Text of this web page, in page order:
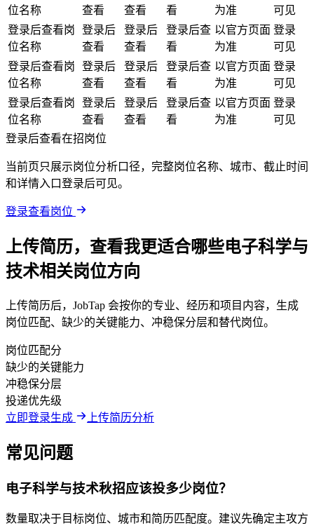
位名称
查看
查看
看
为准
可见
登录后查看岗
位名称
登录后
查看
登录后
查看
登录后查
看
以官方页面
为准
登录
可见
登录后查看岗
位名称
登录后
查看
登录后
查看
登录后查
看
以官方页面
为准
登录
可见
登录后查看岗
位名称
登录后
查看
登录后
查看
登录后查
看
以官方页面
为准
登录
可见
登录后查看在招岗位
当前页只展示岗位分析口径，完整岗位名称、城市、截止时间
和详情入口登录后可见。
登录查看岗位
上传简历，查看我更适合哪些电子科学与
技术相关岗位方向
上传简历后，JobTap 会按你的专业、经历和项目内容，生成
岗位匹配、缺少的关键能力、冲稳保分层和替代岗位。
岗位匹配分
缺少的关键能力
冲稳保分层
投递优先级
立即登录生成
上传简历分析
常见问题
电子科学与技术秋招应该投多少岗位？
数量取决于目标岗位、城市和简历匹配度。建议先确定主攻方